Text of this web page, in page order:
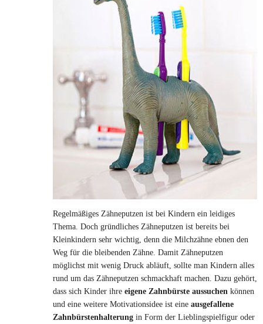
Regelmäßiges Zähneputzen ist bei Kindern ein leidiges
Thema. Doch gründliches Zähneputzen ist bereits bei
Kleinkindern sehr wichtig, denn die Milchzähne ebnen den
Weg für die bleibenden Zähne. Damit Zähneputzen
möglichst mit wenig Druck abläuft, sollte man Kindern alles
rund um das Zähneputzen schmackhaft machen. Dazu gehört,
dass sich Kinder ihre eigene Zahnbürste aussuchen können
und eine weitere Motivationsidee ist eine ausgefallene
Zahnbürstenhalterung in Form der Lieblingspielfigur oder